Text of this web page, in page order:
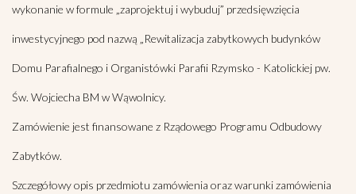
wykonanie w formule „zaprojektuj i wybuduj” przedsięwzięcia
inwestycyjnego pod nazwą „Rewitalizacja zabytkowych budynków
Domu Parafialnego i Organistówki Parafii Rzymsko - Katolickiej pw.
Św. Wojciecha BM w Wąwolnicy.
Zamówienie jest finansowane z Rządowego Programu Odbudowy
Zabytków.
Szczegółowy opis przedmiotu zamówienia oraz warunki zamówienia